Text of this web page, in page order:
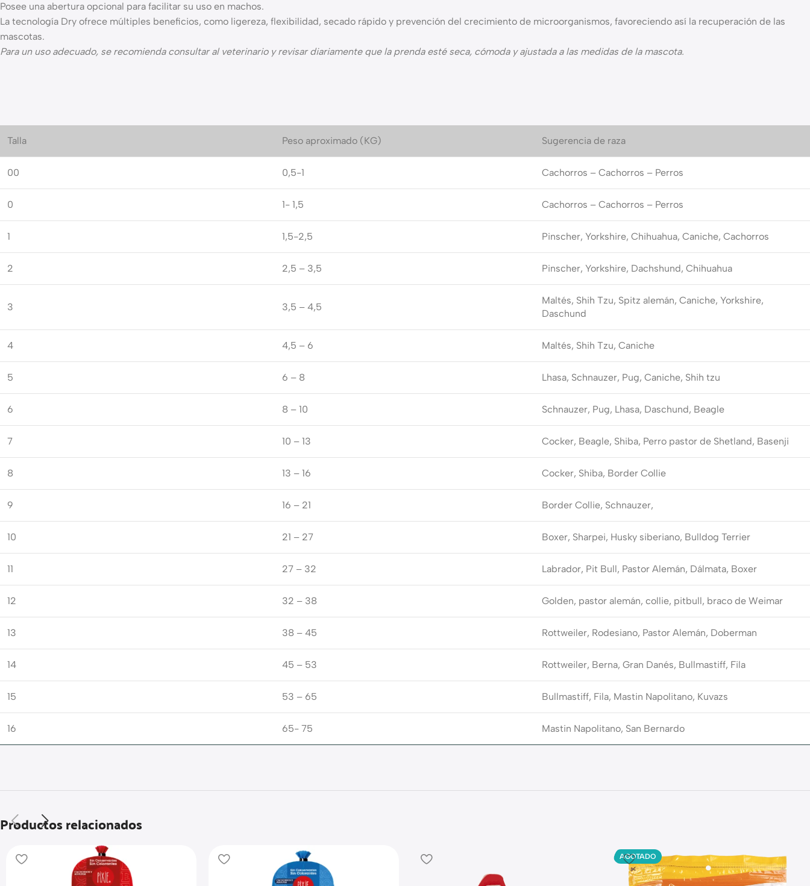
Posee una abertura opcional para facilitar su uso en machos.
La tecnología Dry ofrece múltiples beneficios, como ligereza, flexibilidad, secado rápido y prevención del crecimiento de microorganismos, favoreciendo así la recuperación de las
mascotas.
Para un uso adecuado, se recomienda consultar al veterinario y revisar diariamente que la prenda esté seca, cómoda y ajustada a las medidas de la mascota.
Talla Peso aproximado (KG) Sugerencia de raza
00 0,5-1 Cachorros – Cachorros – Perros
0 1- 1,5 Cachorros – Cachorros – Perros
1 1,5-2,5 Pinscher, Yorkshire, Chihuahua, Caniche, Cachorros
2 2,5 – 3,5 Pinscher, Yorkshire, Dachshund, Chihuahua
3 3,5 – 4,5
Maltés, Shih Tzu, Spitz alemán, Caniche, Yorkshire,
Daschund
4 4,5 – 6 Maltés, Shih Tzu, Caniche
5 6 – 8 Lhasa, Schnauzer, Pug, Caniche, Shih tzu
6 8 – 10 Schnauzer, Pug, Lhasa, Daschund, Beagle
7 10 – 13 Cocker, Beagle, Shiba, Perro pastor de Shetland, Basenji
8 13 – 16 Cocker, Shiba, Border Collie
9 16 – 21 Border Collie, Schnauzer,
10 21 – 27 Boxer, Sharpei, Husky siberiano, Bulldog Terrier
11 27 – 32 Labrador, Pit Bull, Pastor Alemán, Dálmata, Boxer
12 32 – 38 Golden, pastor alemán, collie, pitbull, braco de Weimar
13 38 – 45 Rottweiler, Rodesiano, Pastor Alemán, Doberman
14 45 – 53 Rottweiler, Berna, Gran Danés, Bullmastiff, Fila
15 53 – 65 Bullmastiff, Fila, Mastin Napolitano, Kuvazs
16 65- 75 Mastin Napolitano, San Bernardo
Productos relacionados
AGOTADO